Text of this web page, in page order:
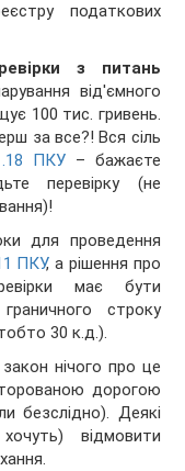
податкових
з питань
від'ємного
100 тис. гривень.
за все?! Вся сіль
ПКУ– бажаєте
перевірку (не
для проведення
ПКУ, а рішення про
має бути
строку
30 к.д.).
нічого про це
дорогою
безслідно). Деякі
відмовити